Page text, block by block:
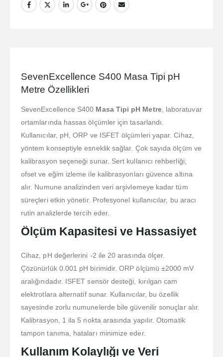
SevenExcellence S400 Masa Tipi pH
Metre Özellikleri
SevenExcellence S400 Masa Tipi pH Metre, laboratuvar
ortamlarında hassas ölçümler için tasarlandı.
Kullanıcılar, pH, ORP ve ISFET ölçümleri yapar. Cihaz,
yöntem konseptiyle esneklik sağlar. Çok sayıda ölçüm ve
kalibrasyon seçeneği sunar. Sert kullanıcı rehberliği,
ofset ve eğim izleme ile kalibrasyonları güvence altına
alır. Numune analizinden veri arşivlemeye kadar tüm
süreçleri etkin yönetir. Profesyonel kullanıcılar, bu aracı
rutin analizlerde tercih eder.
Ölçüm Kapasitesi ve Hassasiyet
Cihaz, pH değerlerini -2 ile 20 arasında ölçer.
Çözünürlük 0.001 pH birimidir. ORP ölçümü ±2000 mV
aralığındadır. ISFET sensör desteği, kırılgan cam
elektrotlara alternatif sunar. Kullanıcılar, bu özellik
sayesinde zorlu numunelerde bile güvenilir sonuçlar alır.
Kalibrasyon, 1 ila 5 nokta arasında yapılır. Otomatik
tampon tanıma, hataları minimize eder.
Kullanım Kolaylığı ve Veri